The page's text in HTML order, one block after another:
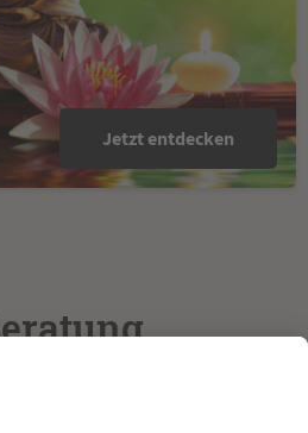
Jetzt entdecken